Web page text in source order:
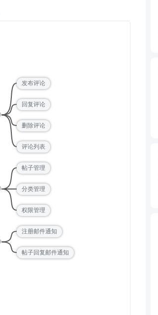
发布评论
回复评论
删除评论
评论列表
帖子管理
分类管理
权限管理
注册邮件通知
帖子回复邮件通知